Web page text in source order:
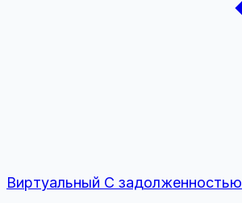
Виртуальный С задолженностью